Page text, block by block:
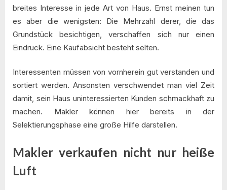
breites Interesse in jede Art von Haus. Ernst meinen tun
es aber die wenigsten: Die Mehrzahl derer, die das
Grundstück besichtigen, verschaffen sich nur einen
Eindruck. Eine Kaufabsicht besteht selten.
Interessenten müssen von vornherein gut verstanden und
sortiert werden. Ansonsten verschwendet man viel Zeit
damit, sein Haus uninteressierten Kunden schmackhaft zu
machen. Makler können hier bereits in der
Selektierungsphase eine große Hilfe darstellen.
Makler verkaufen nicht nur heiße
Luft